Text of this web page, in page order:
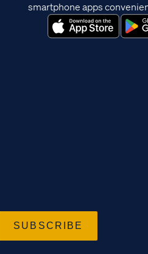
smartphone apps